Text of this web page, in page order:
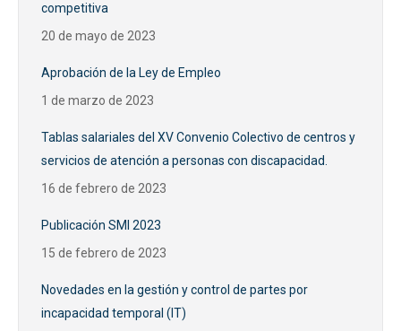
competitiva
20 de mayo de 2023
Aprobación de la Ley de Empleo
1 de marzo de 2023
Tablas salariales del XV Convenio Colectivo de centros y
servicios de atención a personas con discapacidad.
16 de febrero de 2023
Publicación SMI 2023
15 de febrero de 2023
Novedades en la gestión y control de partes por
incapacidad temporal (IT)